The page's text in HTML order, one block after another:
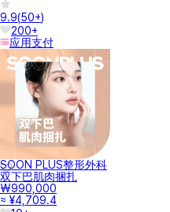
9.9(50+)
200+
应用支付
SOON PLUS整形外科
双下巴肌肉捆扎
₩990,000
≈ ¥4,709.4